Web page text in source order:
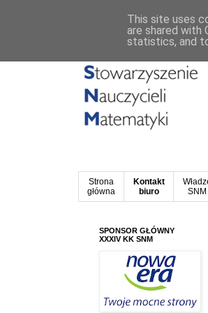
Strona
główna
Kontakt
biuro
SNM
SPONSOR GŁÓWNY
XXXIV KK SNM
This site uses
are shared with
statistics, and